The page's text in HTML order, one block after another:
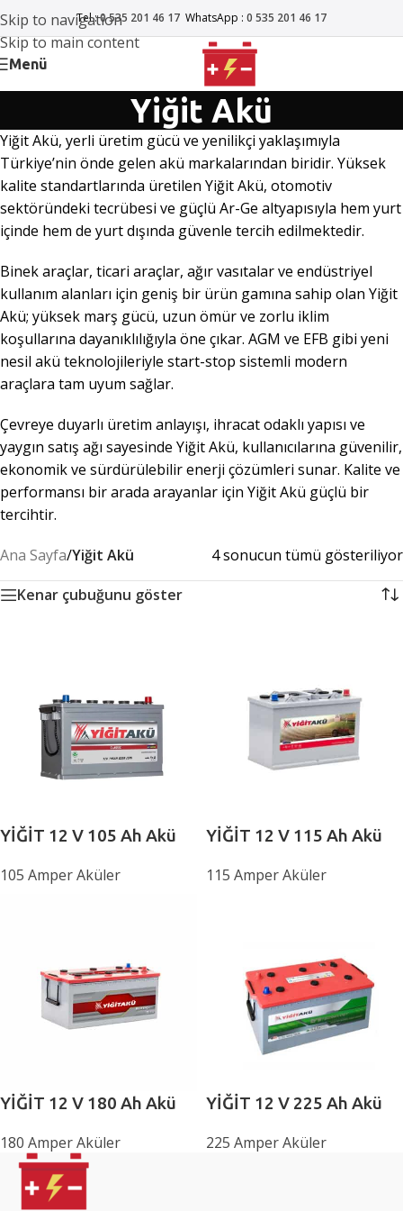
Skip to navigation
Skip to main content
Tel :0 535 201 46 17 WhatsApp : 0 535 201 46 17
Menü
Yiğit Akü
Yiğit Akü, yerli üretim gücü ve yenilikçi yaklaşımıyla
Türkiye’nin önde gelen akü markalarından biridir. Yüksek
kalite standartlarında üretilen Yiğit Akü, otomotiv
sektöründeki tecrübesi ve güçlü Ar-Ge altyapısıyla hem yurt
içinde hem de yurt dışında güvenle tercih edilmektedir.
Binek araçlar, ticari araçlar, ağır vasıtalar ve endüstriyel
kullanım alanları için geniş bir ürün gamına sahip olan Yiğit
Akü; yüksek marş gücü, uzun ömür ve zorlu iklim
koşullarına dayanıklılığıyla öne çıkar. AGM ve EFB gibi yeni
nesil akü teknolojileriyle start-stop sistemli modern
araçlara tam uyum sağlar.
Çevreye duyarlı üretim anlayışı, ihracat odaklı yapısı ve
yaygın satış ağı sayesinde Yiğit Akü, kullanıcılarına güvenilir,
ekonomik ve sürdürülebilir enerji çözümleri sunar. Kalite ve
performansı bir arada arayanlar için Yiğit Akü güçlü bir
tercihtir.
Ana Sayfa/Yiğit Akü
4 sonucun tümü gösteriliyor
Kenar çubuğunu göster
YİĞİT 12 V 105 Ah Akü
105 Amper Aküler
YİĞİT 12 V 115 Ah Akü
115 Amper Aküler
YİĞİT 12 V 180 Ah Akü
180 Amper Aküler
YİĞİT 12 V 225 Ah Akü
225 Amper Aküler